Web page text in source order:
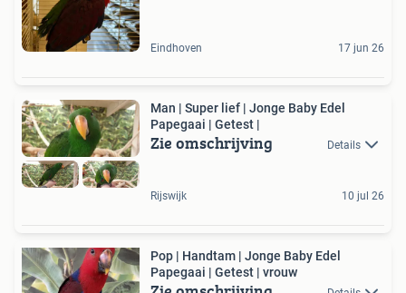
Eindhoven 17 jun 26
Man | Super lief | Jonge Baby Edel
Papegaai | Getest |
Zie omschrijving Details
Rijswijk 10 jul 26
Pop | Handtam | Jonge Baby Edel
Papegaai | Getest | vrouw